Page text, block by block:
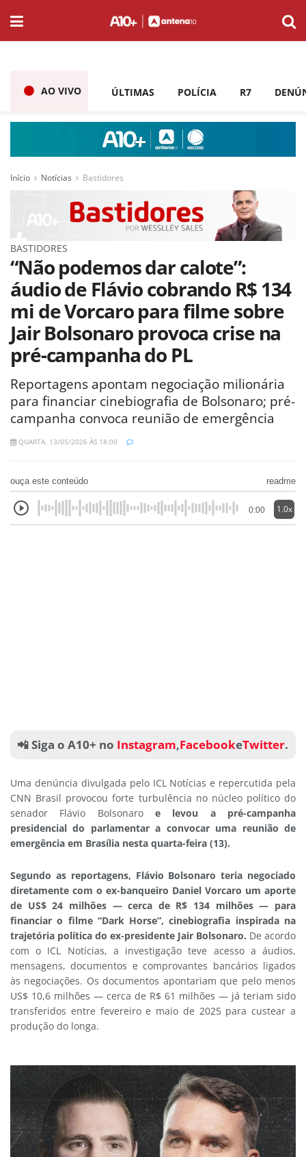
AO VIVO ÚLTIMAS POLÍCIA R7
Início Notícias Bastidores
BASTIDORES
“Não podemos dar calote”:
áudio de Flávio cobrando R$ 134
mi de Vorcaro para filme sobre
Jair Bolsonaro provoca crise na
pré-campanha do PL
Reportagens apontam negociação milionária
para financiar cinebiografia de Bolsonaro; pré-
campanha convoca reunião de emergência
QUARTA, 13/05/2026 ÀS 18:00
ouça este conteúdo readme
0:00 1.0x
📲 Siga o A10+ no Instagram,FacebookeTwitter.
Uma denúncia divulgada pelo ICL Notícias e repercutida pela
CNN Brasil provocou forte turbulência no núcleo político do
senador Flávio Bolsonaro e levou a pré-campanha
presidencial do parlamentar a convocar uma reunião de
emergência em Brasília nesta quarta-feira (13).
Segundo as reportagens, Flávio Bolsonaro teria negociado
diretamente com o ex-banqueiro Daniel Vorcaro um aporte
de US$ 24 milhões — cerca de R$ 134 milhões — para
financiar o filme “Dark Horse”, cinebiografia inspirada na
trajetória política do ex-presidente Jair Bolsonaro. De acordo
com o ICL Notícias, a investigação teve acesso a áudios,
mensagens, documentos e comprovantes bancários ligados
às negociações. Os documentos apontariam que pelo menos
US$ 10,6 milhões — cerca de R$ 61 milhões — já teriam sido
transferidos entre fevereiro e maio de 2025 para custear a
produção do longa.